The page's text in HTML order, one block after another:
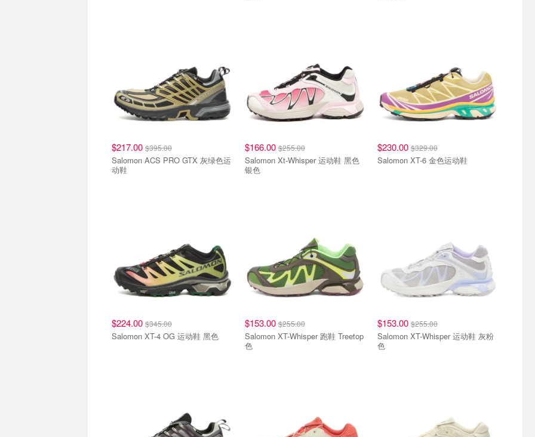
$217.00 $395.00
Salomon ACS PRO GTX 灰绿色运
动鞋
$166.00$255.00
Salomon Xt-Whisper 运动鞋 黑色
银色
$230.00 $329.00
Salomon XT-6 金色运动鞋
$224.00 $345.00
Salomon XT-4 OG 运动鞋 黑色
$153.00$255.00
Salomon XT-Whisper 跑鞋 Treetop
色
$153.00 $255.00
Salomon XT-Whisper 运动鞋 灰粉
色